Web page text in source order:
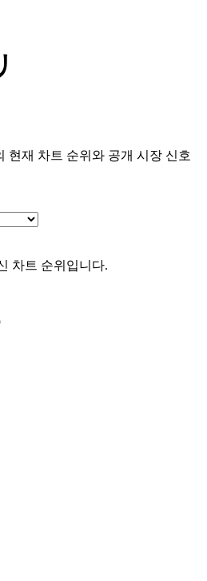
현재 차트 순위와 공개 시장 신호
차트 순위입니다.